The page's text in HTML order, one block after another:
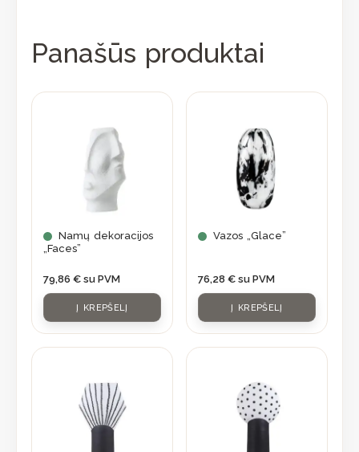
Panašūs produktai
Namų dekoracijos
„Faces”
79,86 € su PVM
Į KREPŠELĮ
Vazos „Glace”
76,28 € su PVM
Į KREPŠELĮ